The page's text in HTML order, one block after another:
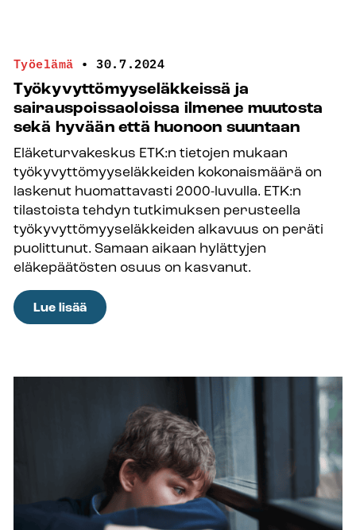
Työelämä • 30.7.2024
Työkyvyttömyyseläkkeissä ja
sairauspoissaoloissa ilmenee muutosta
sekä hyvään että huonoon suuntaan
Eläketurvakeskus ETK:n tietojen mukaan
työkyvyttömyyseläkkeiden kokonaismäärä on
laskenut huomattavasti 2000-luvulla. ETK:n
tilastoista tehdyn tutkimuksen perusteella
työkyvyttömyyseläkkeiden alkavuus on peräti
puolittunut. Samaan aikaan hylättyjen
eläkepäätösten osuus on kasvanut.
Lue lisää:
Työkyvyttömyyseläkkeissä
muutosta
hyvään
huonoon
suuntaan